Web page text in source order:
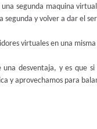
una segunda maquina
segunda y volver a dar el
virtuales en una
desventaja, y es que
y aprovechamos para